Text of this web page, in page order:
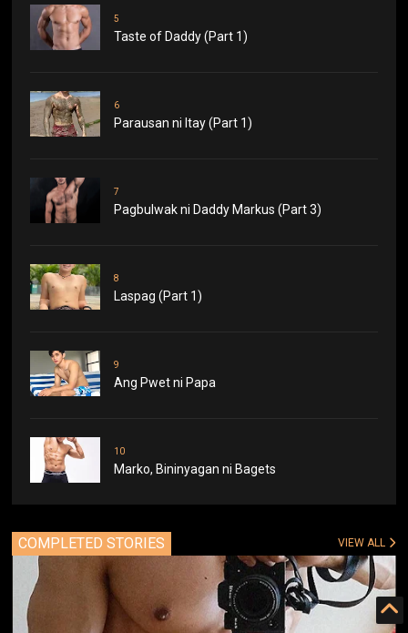
5
Taste of Daddy (Part 1)
6
Parausan ni Itay (Part 1)
7
Pagbulwak ni Daddy Markus (Part 3)
8
Laspag (Part 1)
9
Ang Pwet ni Papa
10
Marko, Bininyagan ni Bagets
COMPLETED STORIES VIEW ALL